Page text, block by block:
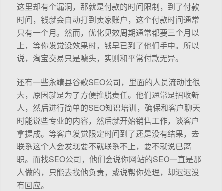
这里却有个漏洞，那就是付款的时间限制，到了付款
时间，钱就会自动打到卖家账户，这个付款时间通常
只有一个月。然而，优化见效周期通常都要三个月以
上，等你发觉没效果时，钱早已到了他们手中。所以
说，淘宝交易只是噱头，实则和平常付款无异。
还有一些永靖县谷歌SEO公司，里面的人员流动性很
大，原因就是为了方便推脱责任。他们通常是招收新
人，然后进行简单的SEO知识培训，确保和客户聊天
时能说些专业的内容，然后就开始销售工作，谈客户
拿提成。等客户发觉限定时间到了还是没有结果，去
联系这个人会发现要不就联系不上，要不就说已离
职。而找SEO公司，他们会说你网站的SEO一直是那
人做的，只能去找他负责，或说帮你处理，却迟迟没
有回应。